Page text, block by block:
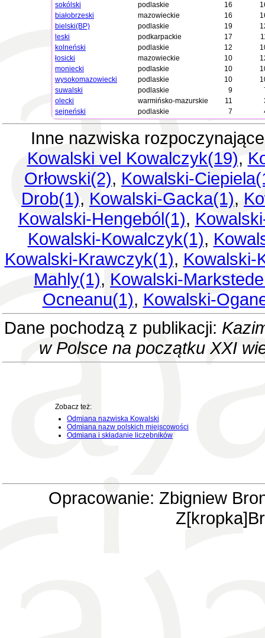
sokólski
podlaskie 16
białobrzeski
mazowieckie 16
bielski(BP)
podlaskie 19
leski
podkarpackie 17
kolneński
podlaskie 12
łosicki
mazowieckie 10
moniecki
podlaskie 10
wysokomazowiecki
podlaskie 10
suwalski
podlaskie 9
olecki
warmińsko-mazurskie 11
sejneński
podlaskie 7
Inne nazwiska
Kowalski vel Kowalczyk(19),
Orłowski(2), Kowalski-
Drob(1), Kowalski-Gacka(1),
Kowalski-Hengeból(1),
Kowalski-Kowalczyk(1),
Kowalski-Krawczyk(1), Kowalski-
Mahly(1), Kowalski-
Ocneanu(1), Kowalski-
Dane pochodzą z publikacji:
w Polsce na początku XXI
Zobacz też:
Odmiana nazwiska Kowalski
Odmiana nazw polskich miejscowości
Odmiana i składanie liczebników
Opracowanie: Zbigniew